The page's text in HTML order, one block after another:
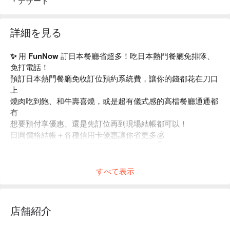
詳細を見る
✨ 用 FunNow 訂日本餐廳省超多！吃日本熱門餐廳免排隊、
免打電話！
預訂日本熱門餐廳免收訂位預約系統費，讓你的錢都花在刀口
上
燒肉吃到飽、和牛壽喜燒，或是超有儀式感的高檔餐廳通通都
有
想要預付享優惠、還是先訂位再到現場結帳都可以！
日圓價格結帳＋各種信用卡優惠讓你省更多💰
すべて表示
店舗紹介